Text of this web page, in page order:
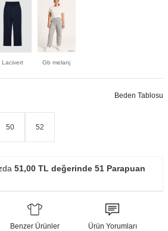
Lacivert Gb melanj
Beden Tablosu
50 52
51,00 TL değerinde 51 Parapuan
Benzer Ürünler Ürün Yorumları